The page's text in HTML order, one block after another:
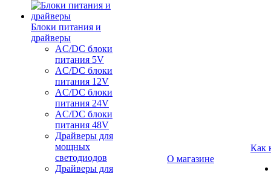
Блоки питания и
драйверы
AC/DC блоки
питания 5V
AC/DC блоки
питания 12V
AC/DC блоки
питания 24V
AC/DC блоки
питания 48V
Драйверы для
мощных
светодиодов
Драйверы для
О магазине
Как